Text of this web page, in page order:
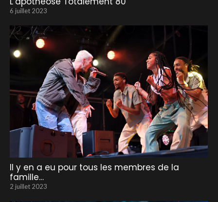
6 juillet 2023
Il y en a eu pour tous les membres de la
famille…
2 juillet 2023